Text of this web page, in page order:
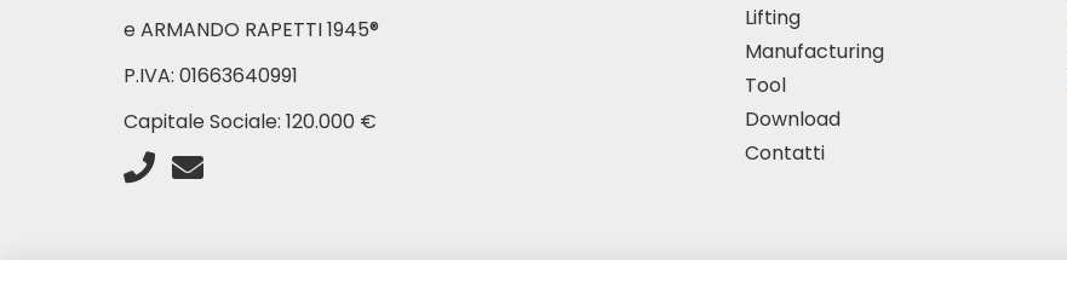
e ARMANDO RAPETTI 1945®
P.IVA: 01663640991
Capitale Sociale: 120.000 €
Lifting
Manufacturing
Tool
Download
Contatti